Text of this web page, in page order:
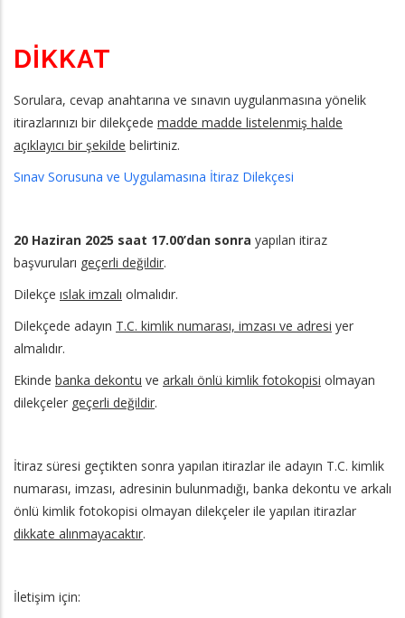
DİKKAT
Sorulara, cevap anahtarına ve sınavın uygulanmasına yönelik
itirazlarınızı bir dilekçede madde madde listelenmiş halde
açıklayıcı bir şekilde belirtiniz.
Sınav Sorusuna ve Uygulamasına İtiraz Dilekçesi
20 Haziran 2025 saat 17.00’dan sonra yapılan itiraz
başvuruları geçerli değildir.
Dilekçe ıslak imzalı olmalıdır.
Dilekçede adayın T.C. kimlik numarası, imzası ve adresi yer
almalıdır.
Ekinde banka dekontu ve arkalı önlü kimlik fotokopisi olmayan
dilekçeler geçerli değildir.
İtiraz süresi geçtikten sonra yapılan itirazlar ile adayın T.C. kimlik
numarası, imzası, adresinin bulunmadığı, banka dekontu ve arkalı
önlü kimlik fotokopisi olmayan dilekçeler ile yapılan itirazlar
dikkate alınmayacaktır.
İletişim için: